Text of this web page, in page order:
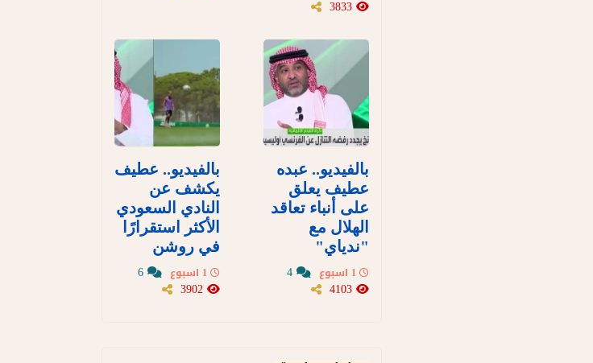
بالفيديو.. عبده
عطيف يعلق
على أنباء تعاقد
الهلال مع
"ندياي"
بالفيديو.. عطيف
يكشف عن
النادي السعودي
الأكثر استقرارًا
في روشن